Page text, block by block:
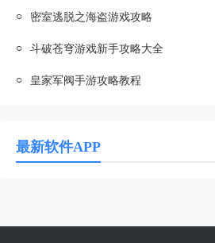
○ 密室逃脱之海盗游戏攻略
○ 斗破苍穹游戏新手攻略大全
○ 皇家军阀手游攻略教程
最新软件APP